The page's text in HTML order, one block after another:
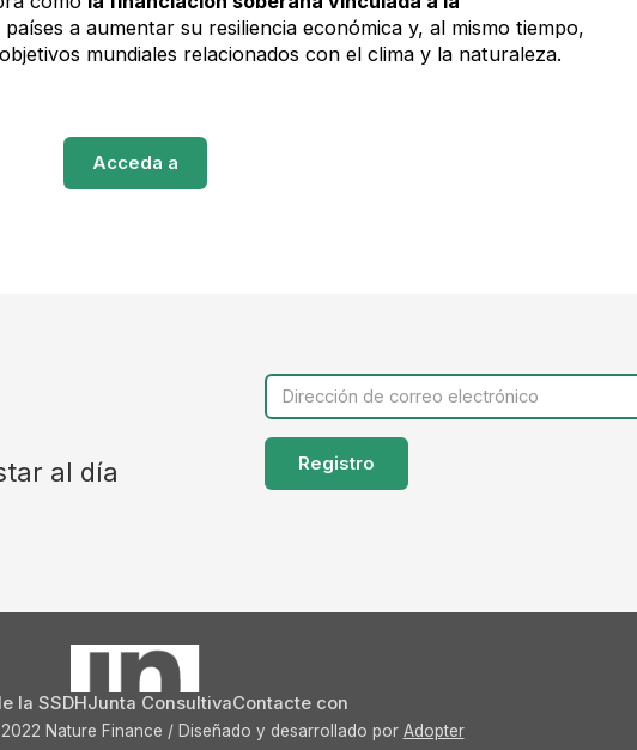
a aumentar su resiliencia económica y, al mismo tiempo,
mundiales relacionados con el clima y la naturaleza.
Acceda a
al día
la SSDH Junta ConsultivaContacte con
Nature Finance / Diseñado y desarrollado por Adopter